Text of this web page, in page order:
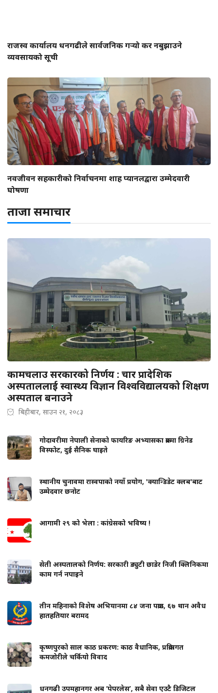
राजस्व कार्यालय धनगढीले सार्वजनिक गर्‍यो कर नबुझाउने
व्यवसायको सूची
नवजीवन सहकारीको निर्वाचनमा शाह प्यानलद्वारा उम्मेदवारी
घोषणा
ताजा समाचार
कामचलाउ सरकारको निर्णय : चार प्रादेशिक
अस्पताललाई स्वास्थ्य विज्ञान विश्वविद्यालयको शिक्षण
अस्पताल बनाउने
बिहीबार, साउन २१, २०८३
गोदावरीमा नेपाली सेनाको फायरिङ अभ्यासका क्रममा ग्रिनेड
विस्फोट, दुई सैनिक घाइते
स्थानीय चुनावमा रास्वपाको नयाँ प्रयोग, 'क्यान्डिडेट क्लब'बाट
उम्मेदवार छनोट
आगामी २९ को भेला : कांग्रेसको भविष्य !
सेती अस्पतालको निर्णय: सरकारी ड्युटी छाडेर निजी क्लिनिकमा
काम गर्न नपाइने
तीन महिनाको विशेष अभियानमा ८४ जना पक्राउ, ६७ थान अवैध
हातहतियार बरामद
कृष्णपुरको साल काठ प्रकरण: काठ वैधानिक, प्रक्रियागत
कमजोरीले चर्कियो विवाद
धनगढी उपमहानगर अब ‘पेपरलेस’, सबै सेवा एउटै डिजिटल